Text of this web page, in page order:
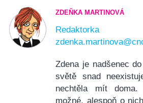
ZDEŇKA MARTINOVÁ
Redaktorka
Zdena je nadšenec
světě snad
nechtěla mít
možné, alespoň o